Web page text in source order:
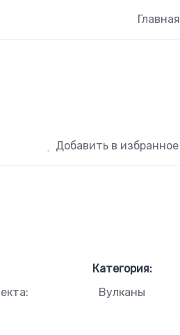
Главная
Добавить в избранное
Категория:
Вулканы